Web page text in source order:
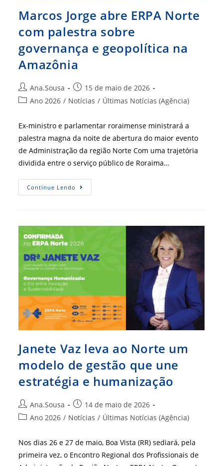
Marcos Jorge abre ERPA Norte
com palestra sobre
governança e geopolítica na
Amazônia
Autor
do
Ana.Sousa
Post
publicado:
15 de maio de 2026
Categoria
post:
Ano 2026 / Notícias / Últimas Notícias (Agência)
Ex-ministro e parlamentar roraimense ministrará a
palestra magna da noite de abertura do maior evento
de Administração da região Norte Com uma trajetória
dividida entre o serviço público de Roraima…
Continue Lendo Marcos
Jorge
Governança
Geopolítica
Na
Amazônia
Janete Vaz leva ao Norte um
modelo de gestão que une
estratégia e humanização
Autor
do
Ana.Sousa
Post
publicado:
14 de maio de 2026
Categoria
post:
Ano 2026 / Notícias / Últimas Notícias (Agência)
Nos dias 26 e 27 de maio, Boa Vista (RR) sediará, pela
primeira vez, o Encontro Regional dos Profissionais de